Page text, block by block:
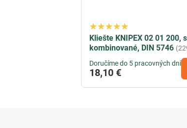
Kliešte KNIPEX 02 01 200,
kombinované, DIN 5746
Doručíme do 5 pracovných dní
18,10 €